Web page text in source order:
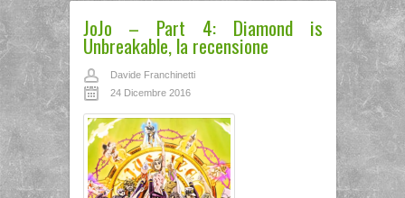
JoJo – Part 4: Diamond is
Unbreakable, la recensione
Davide Franchinetti
24 Dicembre 2016